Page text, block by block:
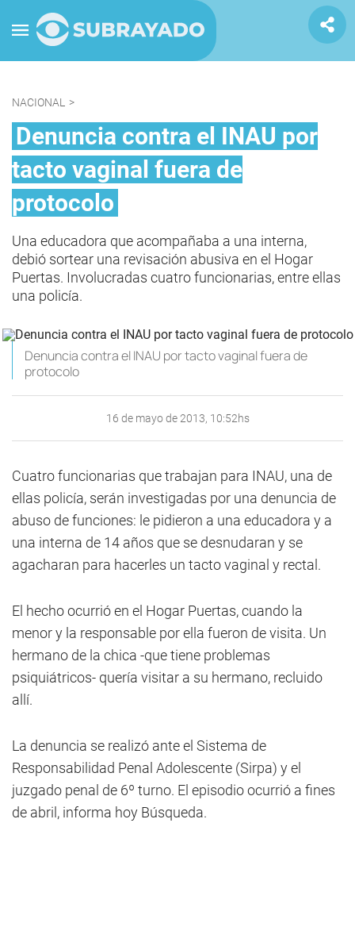
NACIONAL >
Denuncia contra el INAU por
tacto vaginal fuera de
protocolo
Una educadora que acompañaba a una interna,
debió sortear una revisación abusiva en el Hogar
Puertas. Involucradas cuatro funcionarias, entre ellas
una policía.
Denuncia contra el INAU por tacto vaginal fuera de
protocolo
16 de mayo de 2013, 10:52hs
Cuatro funcionarias que trabajan para INAU, una de
ellas policía, serán investigadas por una denuncia de
abuso de funciones: le pidieron a una educadora y a
una interna de 14 años que se desnudaran y se
agacharan para hacerles un tacto vaginal y rectal.
El hecho ocurrió en el Hogar Puertas, cuando la
menor y la responsable por ella fueron de visita. Un
hermano de la chica -que tiene problemas
psiquiátricos- quería visitar a su hermano, recluido
allí.
La denuncia se realizó ante el Sistema de
Responsabilidad Penal Adolescente (Sirpa) y el
juzgado penal de 6º turno. El episodio ocurrió a fines
de abril, informa hoy Búsqueda.